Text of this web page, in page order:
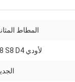
المطاط
لأودي A8 S8 D4